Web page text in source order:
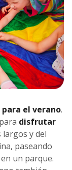
el verano.
disfrutar
largos y del
paseando
un parque.